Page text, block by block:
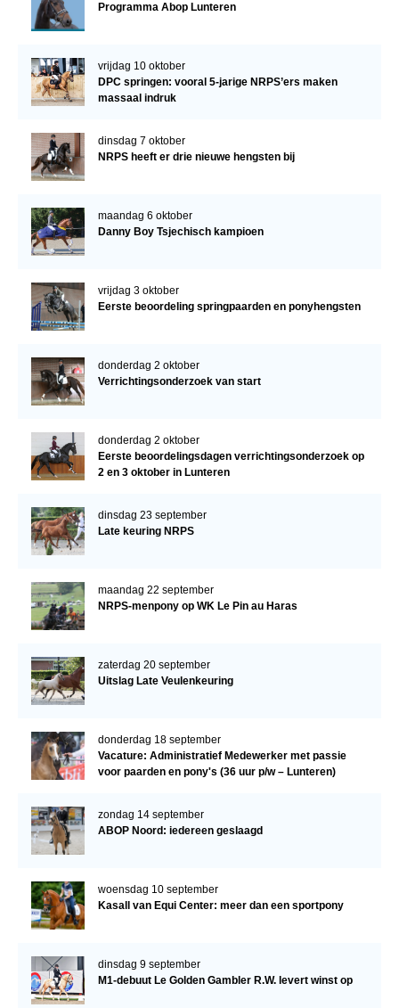
Programma Abop Lunteren
vrijdag 10 oktober
DPC springen: vooral 5-jarige NRPS’ers maken
massaal indruk
dinsdag 7 oktober
NRPS heeft er drie nieuwe hengsten bij
maandag 6 oktober
Danny Boy Tsjechisch kampioen
vrijdag 3 oktober
Eerste beoordeling springpaarden en ponyhengsten
donderdag 2 oktober
Verrichtingsonderzoek van start
donderdag 2 oktober
Eerste beoordelingsdagen verrichtingsonderzoek op
2 en 3 oktober in Lunteren
dinsdag 23 september
Late keuring NRPS
maandag 22 september
NRPS-menpony op WK Le Pin au Haras
zaterdag 20 september
Uitslag Late Veulenkeuring
donderdag 18 september
Vacature: Administratief Medewerker met passie
voor paarden en pony's (36 uur p/w – Lunteren)
zondag 14 september
ABOP Noord: iedereen geslaagd
woensdag 10 september
Kasall van Equi Center: meer dan een sportpony
dinsdag 9 september
M1-debuut Le Golden Gambler R.W. levert winst op